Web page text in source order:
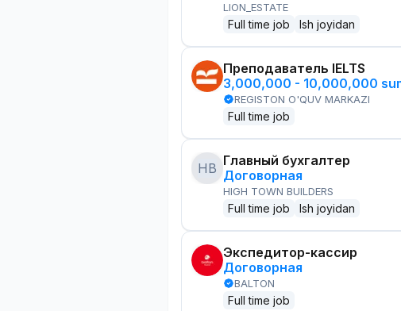
LION_ESTATE
Full time job Ish joyidan
Преподаватель IELTS
3,000,000 - 10,000,000
REGISTON O'QUV MARKAZI
Full time job
HB Главный бухгалтер
Договорная
HIGH TOWN BUILDERS
Full time job Ish joyidan
Экспедитор-кассир
Договорная
BALTON
Full time job